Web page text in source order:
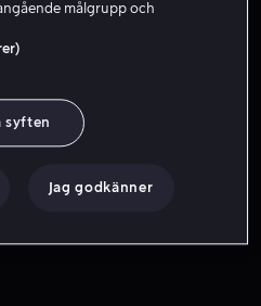
89 kr
krigsfilmer förmedlar
krigsfilmer förmedlar
verklighet och episk
målgrupp och
syften
Jag godkänner